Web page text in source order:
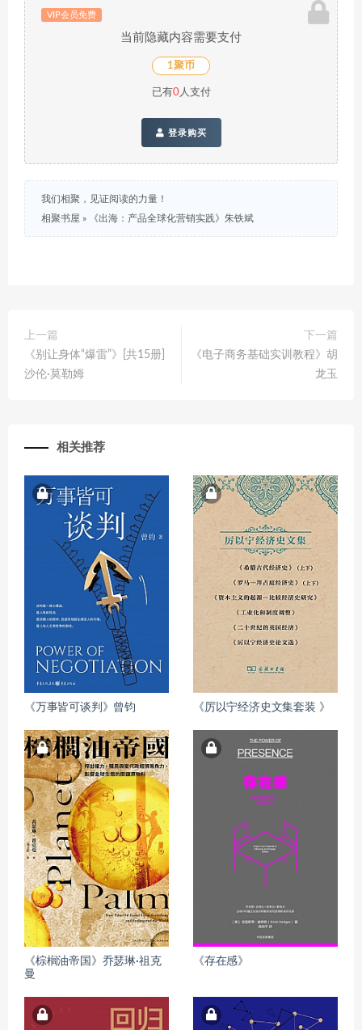
VIP会员免费
当前隐藏内容需要支付
1聚币
已有0人支付
登录购买
我们相聚，见证阅读的力量！
相聚书屋 » 《出海：产品全球化营销实践》朱铁斌
上一篇
《别让身体“爆雷”》[共15册]
沙伦·莫勒姆
下一篇
《电子商务基础实训教程》胡
龙玉
相关推荐
《万事皆可谈判》曾钧 《厉以宁经济史文集套装 》
《棕榈油帝国》乔瑟琳·祖克
曼
《存在感》